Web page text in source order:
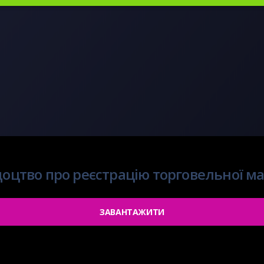
про реєстрацію торговельної
ЗАВАНТАЖИТИ